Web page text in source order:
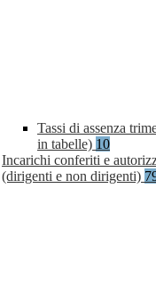
Tassi di assenza
in tabelle) 10
Incarichi conferiti e
(dirigenti e non dirigenti)